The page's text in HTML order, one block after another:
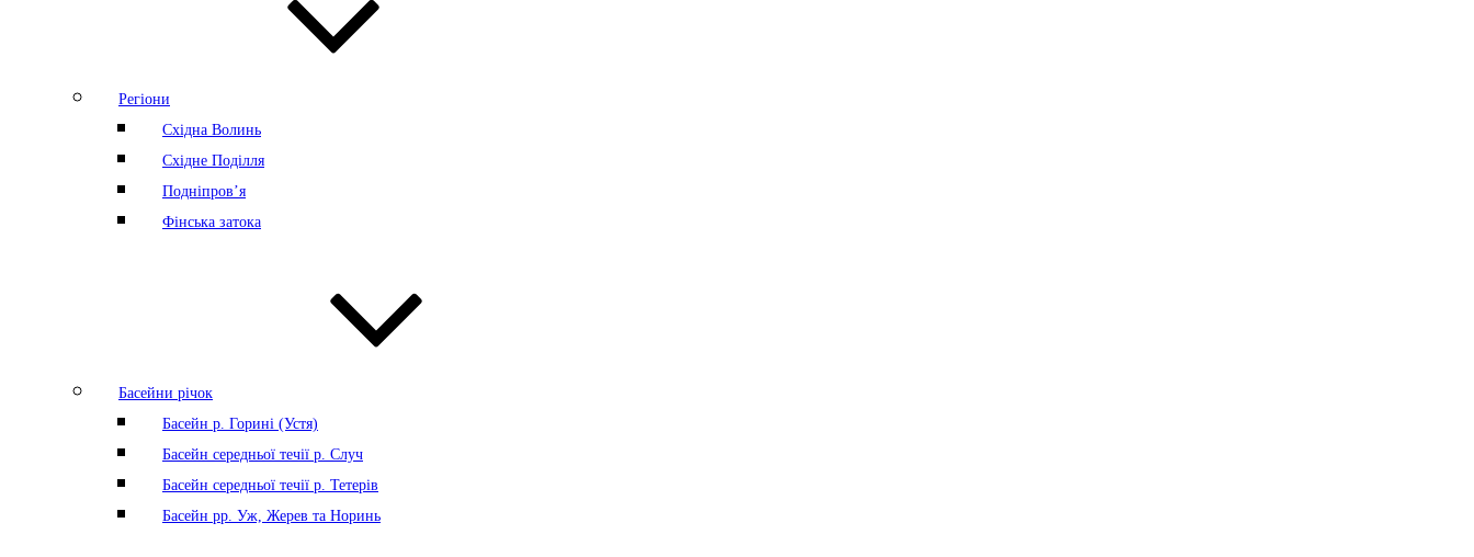
Регіони
Східна Волинь
Східне Поділля
Подніпров’я
Фінська затока
Басейни річок
Басейн р. Горині (Устя)
Басейн середньої течії р. Случ
Басейн середньої течії р. Тетерів
Басейн рр. Уж, Жерев та Норинь